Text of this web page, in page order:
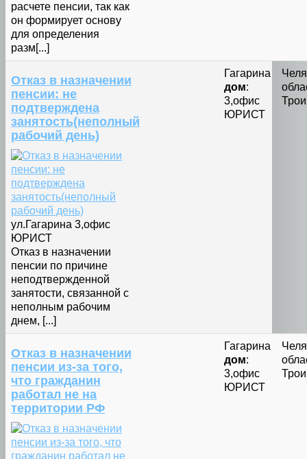
расчете пенсии, так как
он формирует основу
для определения
разм[...]
Отказ в назначении
пенсии: не
подтверждена
занятость(неполный
рабочий день)
ул.Гагарина 3,офис
ЮРИСТ
Отказ в назначении
пенсии по причине
неподтвержденной
занятости, связанной с
неполным рабочим
днем, [...]
Гагарина
дом:
3,офис
ЮРИСТ
Отказ в назначении
пенсии из-за того,
что гражданин
работал не на
территории РФ
Гагарина
дом:
3,офис
ЮРИСТ